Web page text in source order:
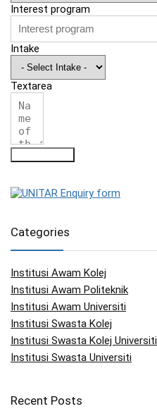
Interest program
Intake
Textarea
Categories
Institusi Awam Kolej
Institusi Awam Politeknik
Institusi Awam Universiti
Institusi Swasta Kolej
Institusi Swasta Kolej Universiti
Institusi Swasta Universiti
Recent Posts